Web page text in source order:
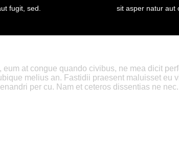
fugit, sed.
sit asper natur aut
eum at congue quando civibus, ne mea dicit
melius an. Fastidii praesent maluisset
per cu. Nam et ceteros dissentias ne nec.